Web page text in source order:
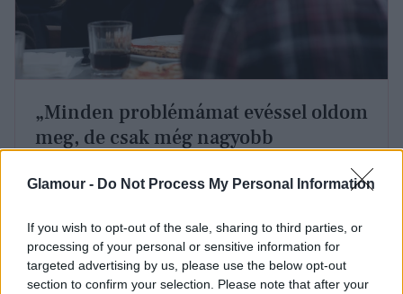
Glamour - Do Not Process My Personal Information
If you wish to opt-out of the sale, sharing to third parties, or
processing of your personal or sensitive information for
targeted advertising by us, please use the below opt-out
section to confirm your selection. Please note that after your
„Minden problémámat evéssel oldom
meg, de csak még nagyobb
Légy tudatos!
Talán hihetetlennek tűnik, de a rossz szokások ellen
olykor nagyon hatásos tud lenni egy fizikai